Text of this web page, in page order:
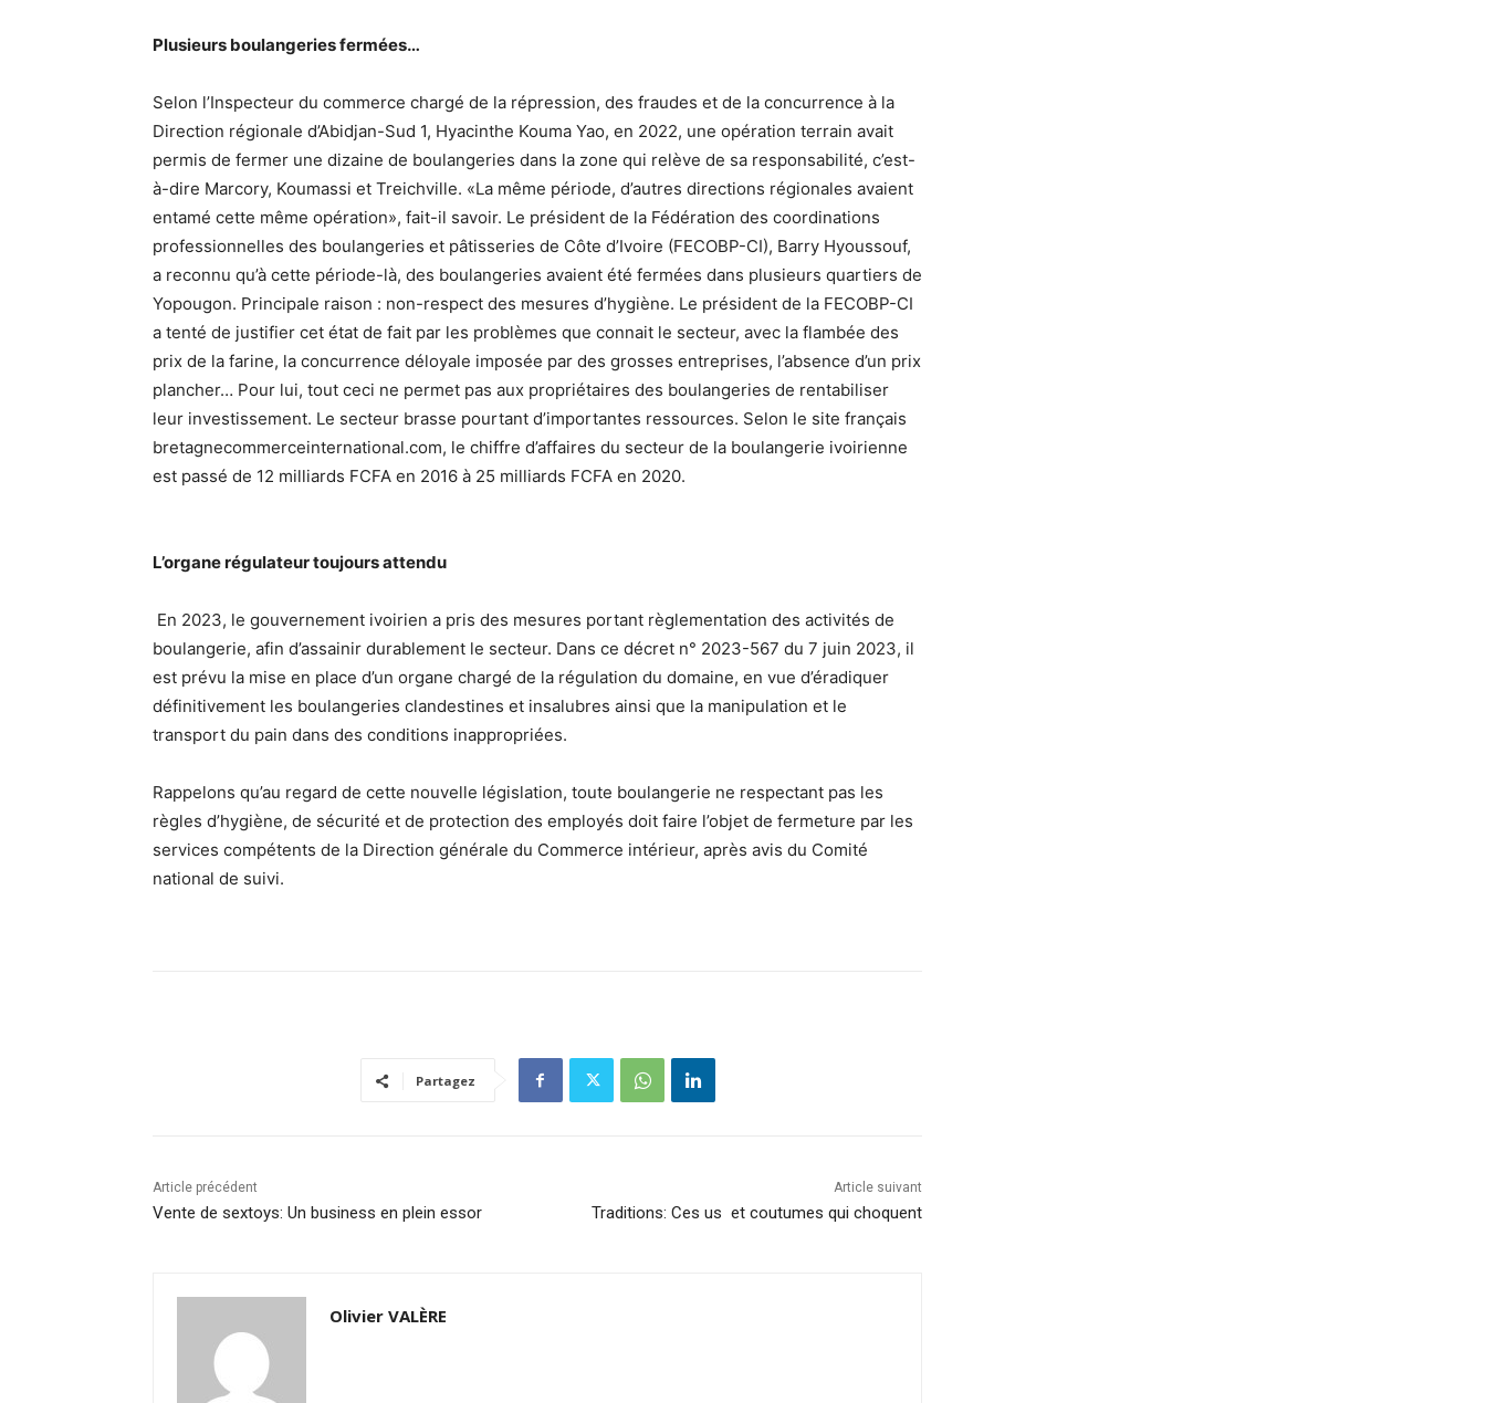
Plusieurs boulangeries fermées…
Selon l’Inspecteur du commerce chargé de la répression, des fraudes et de la concurrence à la
Direction régionale d’Abidjan-Sud 1, Hyacinthe Kouma Yao, en 2022, une opération terrain avait
permis de fermer une dizaine de boulangeries dans la zone qui relève de sa responsabilité, c’est-
à-dire Marcory, Koumassi et Treichville. «La même période, d’autres directions régionales avaient
entamé cette même opération», fait-il savoir. Le président de la Fédération des coordinations
professionnelles des boulangeries et pâtisseries de Côte d’Ivoire (FECOBP-CI), Barry Hyoussouf,
a reconnu qu’à cette période-là, des boulangeries avaient été fermées dans plusieurs quartiers de
Yopougon. Principale raison : non-respect des mesures d’hygiène. Le président de la FECOBP-CI
a tenté de justifier cet état de fait par les problèmes que connait le secteur, avec la flambée des
prix de la farine, la concurrence déloyale imposée par des grosses entreprises, l’absence d’un prix
plancher… Pour lui, tout ceci ne permet pas aux propriétaires des boulangeries de rentabiliser
leur investissement. Le secteur brasse pourtant d’importantes ressources. Selon le site français
bretagnecommerceinternational.com, le chiffre d’affaires du secteur de la boulangerie ivoirienne
est passé de 12 milliards FCFA en 2016 à 25 milliards FCFA en 2020.
L’organe régulateur toujours attendu
En 2023, le gouvernement ivoirien a pris des mesures portant règlementation des activités de
boulangerie, afin d’assainir durablement le secteur. Dans ce décret n° 2023-567 du 7 juin 2023, il
est prévu la mise en place d’un organe chargé de la régulation du domaine, en vue d’éradiquer
définitivement les boulangeries clandestines et insalubres ainsi que la manipulation et le
transport du pain dans des conditions inappropriées.
Rappelons qu’au regard de cette nouvelle législation, toute boulangerie ne respectant pas les
règles d’hygiène, de sécurité et de protection des employés doit faire l’objet de fermeture par les
services compétents de la Direction générale du Commerce intérieur, après avis du Comité
national de suivi.
Partagez
Article précédent
Vente de sextoys: Un business en plein essor
Article suivant
Traditions: Ces us et coutumes qui choquent
Olivier VALÈRE